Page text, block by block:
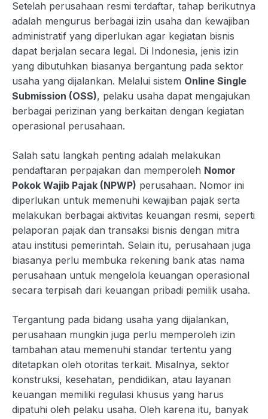
Setelah perusahaan resmi terdaftar, tahap berikutnya
adalah mengurus berbagai izin usaha dan kewajiban
administratif yang diperlukan agar kegiatan bisnis
dapat berjalan secara legal. Di Indonesia, jenis izin
yang dibutuhkan biasanya bergantung pada sektor
usaha yang dijalankan. Melalui sistem Online Single
Submission (OSS), pelaku usaha dapat mengajukan
berbagai perizinan yang berkaitan dengan kegiatan
operasional perusahaan.
Salah satu langkah penting adalah melakukan
pendaftaran perpajakan dan memperoleh Nomor
Pokok Wajib Pajak (NPWP) perusahaan. Nomor ini
diperlukan untuk memenuhi kewajiban pajak serta
melakukan berbagai aktivitas keuangan resmi, seperti
pelaporan pajak dan transaksi bisnis dengan mitra
atau institusi pemerintah. Selain itu, perusahaan juga
biasanya perlu membuka rekening bank atas nama
perusahaan untuk mengelola keuangan operasional
secara terpisah dari keuangan pribadi pemilik usaha.
Tergantung pada bidang usaha yang dijalankan,
perusahaan mungkin juga perlu memperoleh izin
tambahan atau memenuhi standar tertentu yang
ditetapkan oleh otoritas terkait. Misalnya, sektor
konstruksi, kesehatan, pendidikan, atau layanan
keuangan memiliki regulasi khusus yang harus
dipatuhi oleh pelaku usaha. Oleh karena itu, banyak